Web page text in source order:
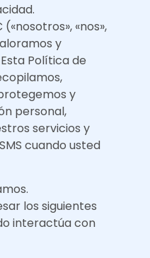
«nos»,
y
Política de
y
personal,
servicios y
cuando usted
los siguientes
interactúa con